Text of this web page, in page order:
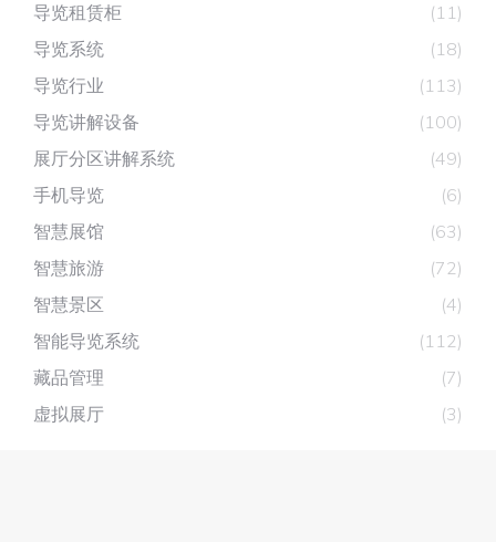
导览租赁柜
(11)
导览系统
(18)
导览行业
(113)
导览讲解设备
(100)
展厅分区讲解系统
(49)
手机导览
(6)
智慧展馆
(63)
智慧旅游
(72)
智慧景区
(4)
智能导览系统
(112)
藏品管理
(7)
虚拟展厅
(3)